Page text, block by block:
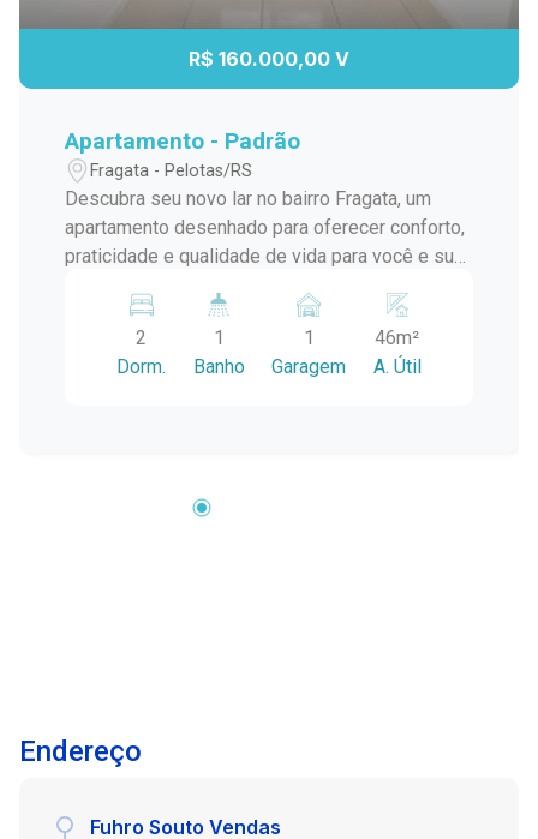
R$ 160.000,00 V
Apartamento - Padrão
Fragata - Pelotas/RS
Descubra seu novo lar no bairro Fragata, um
apartamento desenhado para oferecer conforto,
praticidade e qualidade de vida para você e sua
garagem privativa, este imóvel é a escolha ideal
para quem valoriza bem-estar e conveniência.
Destaques do Apartamento: - Dois Quartos:
Posição Solar: O apartamento foi planejado para
Sala, Cozinha e Área de Serviço Integradas:
Espaços planejados com inteligência,
iluminados, ideais para o convívio familiar e
2
Dorm.
1
Banho
1
Garagem
46m²
A. Útil
Endereço
Fuhro Souto Vendas